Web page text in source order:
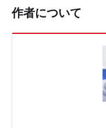
作者について